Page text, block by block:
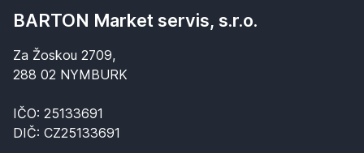
BARTON Market servis, s.r.o.
Za Žoskou 2709,
288 02 NYMBURK
IČO: 25133691
DIČ: CZ25133691